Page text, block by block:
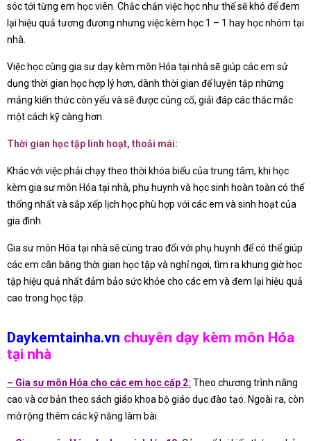
sóc tới từng em học viên. Chắc chắn việc học như thế sẽ khó để đem
lại hiệu quả tương đương nhưng việc kèm học 1 – 1 hay học nhóm tại
nhà.
Việc học cùng gia sư dạy kèm môn Hóa tại nhà sẽ giúp các em sử
dụng thời gian học hợp lý hơn, dành thời gian để luyện tập những
mảng kiến thức còn yếu và sẽ được củng cố, giải đáp các thắc mắc
một cách kỹ càng hơn.
Thời gian học tập linh hoạt, thoải mái:
Khác với việc phải chạy theo thời khóa biểu của trung tâm, khi học
kèm gia sư môn Hóa tại nhà, phụ huynh và học sinh hoàn toàn có thể
thống nhất và sắp xếp lịch học phù hợp với các em và sinh hoạt của
gia đình.
Gia sư môn Hóa tại nhà sẽ cùng trao đổi với phụ huynh để có thể giúp
các em cân bằng thời gian học tập và nghỉ ngơi, tìm ra khung giờ học
tập hiệu quả nhất đảm bảo sức khỏe cho các em và đem lại hiệu quả
cao trong học tập.
Daykemtainha.vn chuyên dạy kèm môn Hóa
tại nhà
– Gia sư môn Hóa cho các em học cấp 2: Theo chương trình nâng
cao và cơ bản theo sách giáo khoa bộ giáo dục đào tạo. Ngoài ra, còn
mở rộng thêm các kỹ năng làm bài.